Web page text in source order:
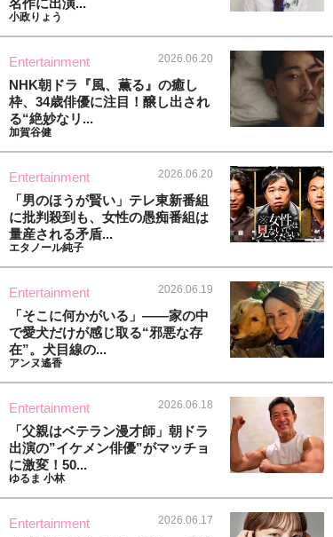
小政りょう
Entertainment 2026.06.20
NHK朝ドラ『風、薫る』の癒し
枠、34歳俳優に注目！醸し出され
る“絶妙なリ...
加賀谷健
Entertainment 2026.06.20
「男のほうが賢い」テレ東新番組
に批判殺到も、女性の愚痴番組は
量産される矛盾...
エタノール純子
Entertainment 2026.06.19
「そこに何かがいる」――家の中
で愛犬だけが感じ取る“邪悪な存
在”。犬目線の...
アンヌ遙香
Entertainment 2026.06.18
「父親はベテラン漫才師」朝ドラ
出演の”イケメン俳優”がマッチョ
に激変！50...
ゆるま 小林
Entertainment 2026.06.17